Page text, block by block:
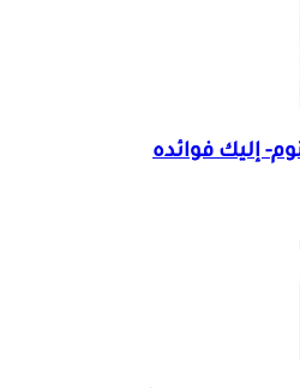
إليك فوائده